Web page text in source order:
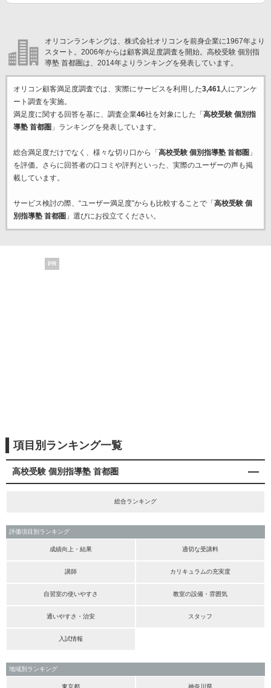
オリコンランキングは、株式会社オリコンを前身企業に1967年より
スタート。2006年からは顧客満足度調査を開始。高校受験 個別指
導塾 首都圏は、2014年よりランキングを発表しています。
オリコン顧客満足度調査では、実際にサービスを利用した3,461人にアンケ
ート調査を実施。
満足度に関する回答を基に、調査企業46社を対象にした「 高校受験 個別指
導塾 首都圏 」ランキングを発表しています。
総合満足度だけでなく、様々な切り口から「 高校受験 個別指導塾 首都圏 」
を評価。さらに回答者の口コミや評判といった、実際のユーザーの声も掲
載しています。
サービス検討の際、“ユーザー満足度”からも比較することで「 高校受験 個
別指導塾 首都圏 」選びにお役立てください。
PR
項目別ランキング一覧
高校受験 個別指導塾 首都圏
総合ランキング
評価項目別ランキング
成績向上・結果 適切な受講料
講師 カリキュラムの充実度
自習室の使いやすさ 教室の設備・雰囲気
通いやすさ・治安 スタッフ
入試情報
地域別ランキング
東京都 神奈川県